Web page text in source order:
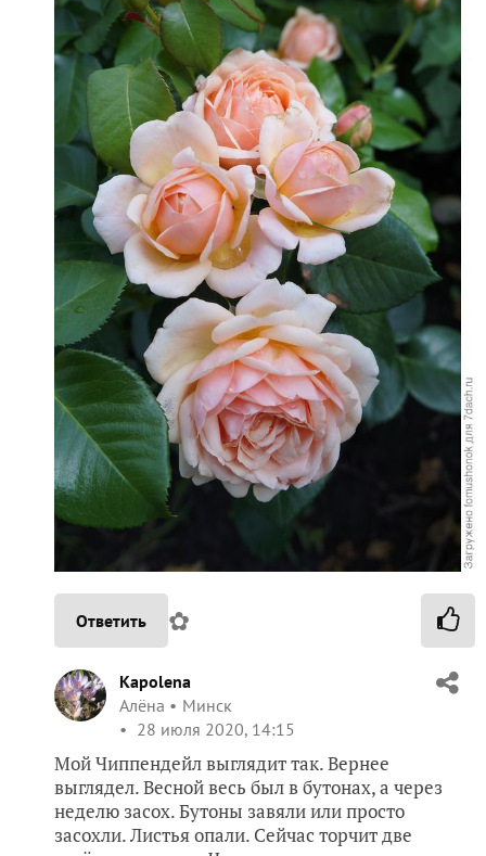
Ответить ✿
Kapolena
Алёна
Минск
28 июля 2020, 14:15
Мой Чиппендейл выглядит так. Вернее
выглядел. Весной весь был в бутонах, а через
неделю засох. Бутоны завяли или просто
засохли. Листья опали. Сейчас торчит две